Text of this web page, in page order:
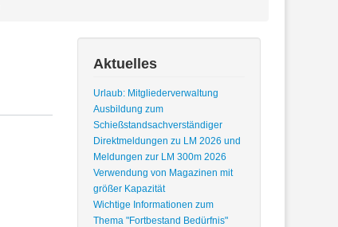
Aktuelles
Urlaub: Mitgliederverwaltung
Ausbildung zum
Schießstandsachverständiger
Direktmeldungen zu LM 2026 und
Meldungen zur LM 300m 2026
Verwendung von Magazinen mit
größer Kapazität
Wichtige Informationen zum
Thema "Fortbestand Bedürfnis"